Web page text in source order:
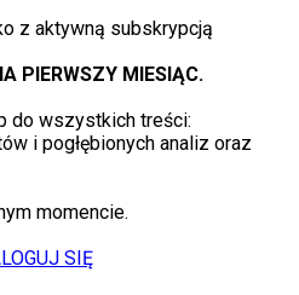
z aktywną subskrypcją
PIERWSZY MIESIĄC.
do wszystkich treści:
i pogłębionych analiz oraz
momencie.
SIĘ